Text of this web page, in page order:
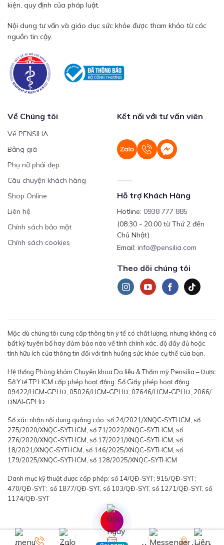
kiện, quy định của pháp luật.
Nội dung tư vấn và giáo dục sức khỏe được tham khảo từ các
nguồn tin cậy.
Về Chúng tôi
Về PENSILIA
Bảng giá
Phụ nữ phải đẹp
Câu chuyện khách hàng
Shop Online
Liên hệ
Chính sách bảo mật
Chính sách cookies
Kết nối với tư vấn viên
Hỗ trợ Khách Hàng
Hotline: 0938 777 885
(08:30 - 20:00 từ Thứ 2 đến
Chủ Nhật)
Email: info@pensilia.com
Theo dõi chúng tôi
Mặc dù chúng tôi cung cấp thông tin y tế có chất lượng, nhưng không có
bất kỳ tuyên bố hay đảm bảo nào về tính chính xác, độ đầy đủ hoặc
tính hữu ích của thông tin đối với tình huống sức khỏe cụ thể của bạn.
Hệ thống Phòng khám Chuyên khoa Da liễu & Thẩm mỹ Pensilia – Được
Sở Y tế TP.HCM cấp phép hoạt động: Số Giấy phép hoạt động:
09422/HCM-GPHĐ; 05026/HCM-GPHĐ; 07646/HCM-GPHĐ; 2066/
ĐNAI-GPHĐ
Số xác nhận nội dung quảng cáo: số 24/2021/XNQC-SYTHCM, số
275/2020/XNQC-SYTHCM, số 71/2022/XNQC-SYTHCM, số
276/2020/XNQC-SYTHCM, số 17/2021/XNQC-SYTHCM, số
18/2021/XNQC-SYTHCM, số 146/2025/XNQC-SYTHCM, số
179/2025/XNQC-SYTHCM, số 128/2025/XNQC-SYTHCM
Danh mục kỹ thuật được cấp phép: số 14/QĐ-SYT; 915/QĐ-SYT;
470/QĐ-SYT; số 1877/QĐ-SYT, số 103/QĐ-SYT, số 1271/QĐ-SYT, số
1174/QĐ-SYT